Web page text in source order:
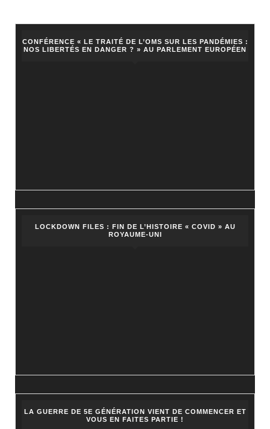
CONFÉRENCE « LE TRAITÉ DE L’OMS SUR LES PANDÉMIES :
NOS LIBERTÉS EN DANGER ? » AU PARLEMENT EUROPÉEN
LOCKDOWN FILES : FIN DE L’HISTOIRE « COVID » AU
ROYAUME-UNI
LA GUERRE DE 5E GÉNÉRATION VIENT DE COMMENCER ET
VOUS EN FAITES PARTIE !